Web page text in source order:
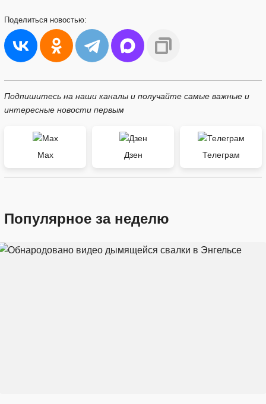
Поделиться новостью:
Подпишитесь на наши каналы и получайте самые важные и
интересные новости первым
Max Дзен Телеграм
Популярное за неделю